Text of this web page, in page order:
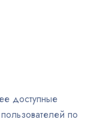
доступные
по